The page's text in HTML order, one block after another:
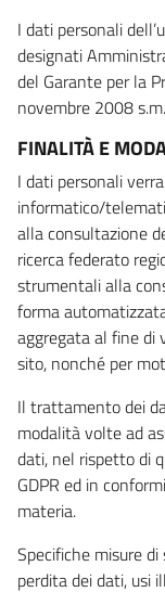
I dati personali
designati
del Garante per la
novembre 2008
FINALITÀ E
I dati personali
informatico/
alla consultazione
ricerca federato
strumentali alla
forma
aggregata al fine di
sito, nonché per
Il trattamento dei
modalità volte ad
dati, nel rispetto di
GDPR ed in
materia.
Specifiche misure
perdita dei dati, usi